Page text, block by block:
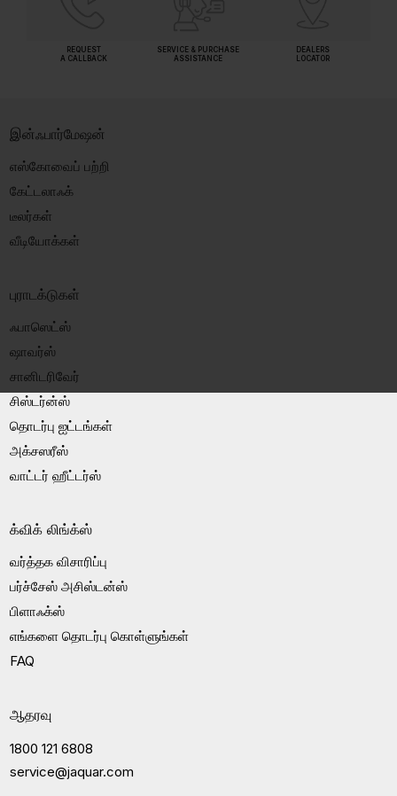
REQUEST
A CALLBACK
SERVICE & PURCHASE
ASSISTANCE
DEALERS
LOCATOR
இன்ஃபார்மேஷன்
எஸ்கோவைப் பற்றி
கேட்டலாஃக்
டீலர்கள்
வீடியோக்கள்
புராடக்டுகள்
ஃபாஸெட்ஸ்
ஷாவர்ஸ்
சானிடரிவேர்
சிஸ்டர்ன்ஸ்
தொடர்பு ஐட்டங்கள்
அக்சஸரீஸ்
வாட்டர் ஹீட்டர்ஸ்
க்விக் லிங்க்ஸ்
வர்த்தக விசாரிப்பு
பர்ச்சேஸ் அசிஸ்டன்ஸ்
பிளாஃக்ஸ்
எங்களை தொடர்பு கொள்ளுங்கள்
FAQ
ஆதரவு
1800 121 6808
service@jaquar.com